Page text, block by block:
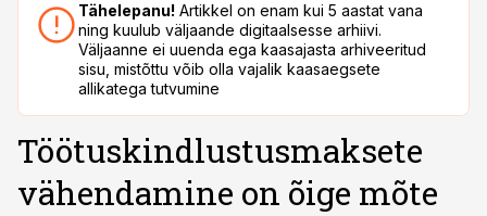
Tähelepanu! Artikkel on enam kui 5 aastat vana
ning kuulub väljaande digitaalsesse arhiivi.
Väljaanne ei uuenda ega kaasajasta arhiveeritud
sisu, mistõttu võib olla vajalik kaasaegsete
allikatega tutvumine
Töötuskindlustusmaksete
vähendamine on õige mõte